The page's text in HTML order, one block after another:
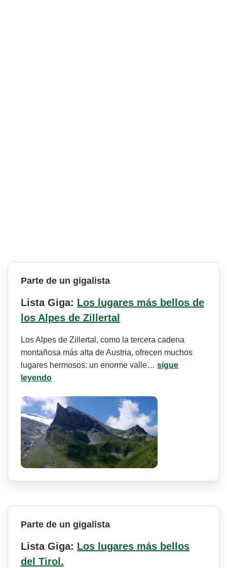
Parte de un gigalista
Lista Giga: Los lugares más bellos de
los Alpes de Zillertal
Los Alpes de Zillertal, como la tercera cadena
montañosa más alta de Austria, ofrecen muchos
lugares hermosos: un enorme valle… sigue
leyendo
Parte de un gigalista
Lista Giga: Los lugares más bellos
del Tirol.